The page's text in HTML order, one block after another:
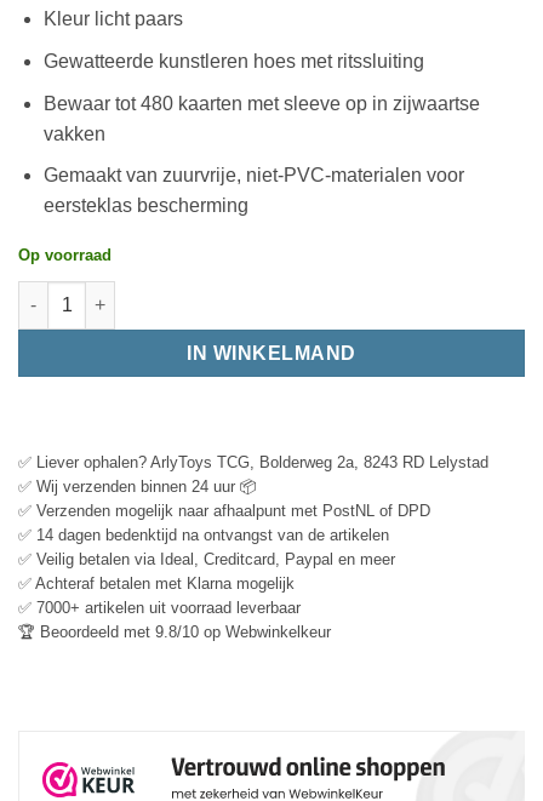
Kleur licht paars
Gewatteerde kunstleren hoes met ritssluiting
Bewaar tot 480 kaarten met sleeve op in zijwaartse
vakken
Gemaakt van zuurvrije, niet-PVC-materialen voor
eersteklas bescherming
Op voorraad
IN WINKELMAND
✅ Liever ophalen? ArlyToys TCG, Bolderweg 2a, 8243 RD Lelystad
✅ Wij verzenden binnen 24 uur 📦
✅ Verzenden mogelijk naar afhaalpunt met PostNL of DPD
✅ 14 dagen bedenktijd na ontvangst van de artikelen
✅ Veilig betalen via Ideal, Creditcard, Paypal en meer
✅ Achteraf betalen met Klarna mogelijk
✅ 7000+ artikelen uit voorraad leverbaar
🏆 Beoordeeld met 9.8/10 op Webwinkelkeur